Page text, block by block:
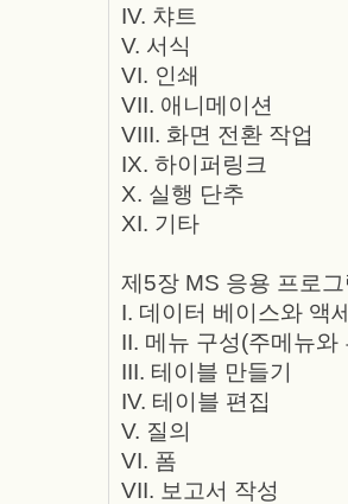
IV. 챠트
V. 서식
VI. 인쇄
VII. 애니메이션
VIII. 화면 전환 작업
IX. 하이퍼링크
X. 실행 단추
XI. 기타
제5장 MS 응용 프로
I. 데이터 베이스와 액
II. 메뉴 구성(주메뉴와
III. 테이블 만들기
IV. 테이블 편집
V. 질의
VI. 폼
VII. 보고서 작성